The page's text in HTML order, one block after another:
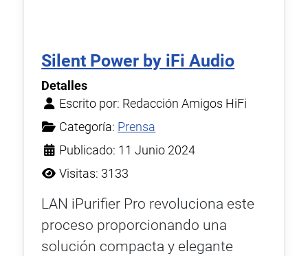
Silent Power by iFi Audio
Detalles
Escrito por: Redacción Amigos HiFi
Categoría: Prensa
Publicado: 11 Junio 2024
Visitas: 3133
LAN iPurifier Pro revoluciona este
proceso proporcionando una
solución compacta y elegante